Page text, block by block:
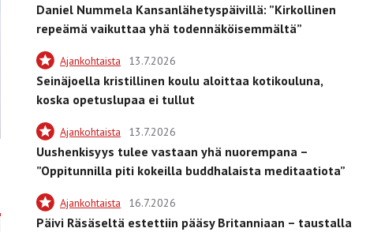
Daniel Nummela Kansanlähetyspäivillä: ”Kirkollinen
repeämä vaikuttaa yhä todennäköisemmältä”
Ajankohtaista 13.7.2026
Seinäjoella kristillinen koulu aloittaa kotikouluna,
koska opetuslupaa ei tullut
Ajankohtaista 13.7.2026
Uushenkisyys tulee vastaan yhä nuorempana –
”Oppitunnilla piti kokeilla buddhalaista meditaatiota”
Ajankohtaista 16.7.2026
Päivi Räsäseltä estettiin pääsy Britanniaan – taustalla